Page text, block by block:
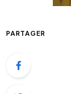
PARTAGER